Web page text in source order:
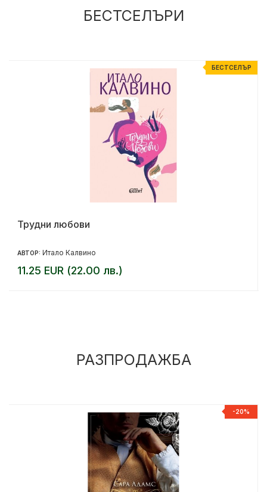
БЕСТСЕЛЪРИ
БЕСТСЕЛЪР
Трудни любови
АВТОР: Итало Калвино
11.25 EUR (22.00 лв.)
РАЗПРОДАЖБА
-20%